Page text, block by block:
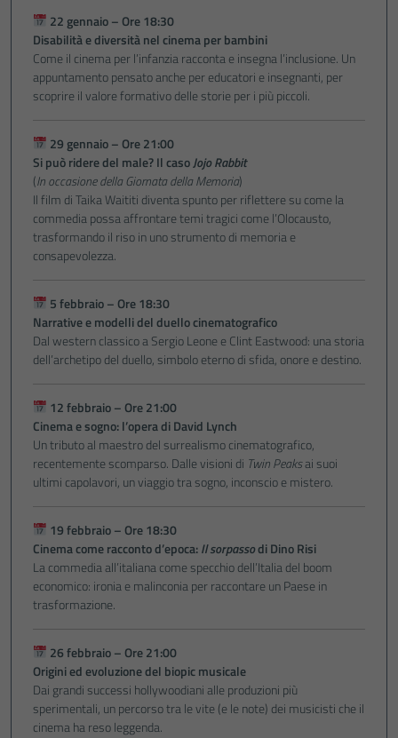
22 gennaio – Ore 18:30
Disabilità e diversità nel cinema per bambini
Come il cinema per l’infanzia racconta e insegna l’inclusione. Un
appuntamento pensato anche per educatori e insegnanti, per
scoprire il valore formativo delle storie per i più piccoli.
29 gennaio – Ore 21:00
Si può ridere del male? Il casoJojo Rabbit
(In occasione della Giornata della Memoria)
Il film di Taika Waititi diventa spunto per riflettere su come la
commedia possa affrontare temi tragici come l’Olocausto,
trasformando il riso in uno strumento di memoria e
consapevolezza.
5 febbraio – Ore 18:30
Narrative e modelli del duello cinematografico
Dal western classico a Sergio Leone e Clint Eastwood: una storia
dell’archetipo del duello, simbolo eterno di sfida, onore e destino.
12 febbraio – Ore 21:00
Cinema e sogno: l’opera di David Lynch
Un tributo al maestro del surrealismo cinematografico,
recentemente scomparso. Dalle visioni di Twin Peaksai suoi
ultimi capolavori, un viaggio tra sogno, inconscio e mistero.
19 febbraio – Ore 18:30
Cinema come racconto d’epoca:Il sorpassodi Dino Risi
La commedia all’italiana come specchio dell’Italia del boom
economico: ironia e malinconia per raccontare un Paese in
trasformazione.
26 febbraio – Ore 21:00
Origini ed evoluzione del biopic musicale
Dai grandi successi hollywoodiani alle produzioni più
sperimentali, un percorso tra le vite (e le note) dei musicisti che il
cinema ha reso leggenda.